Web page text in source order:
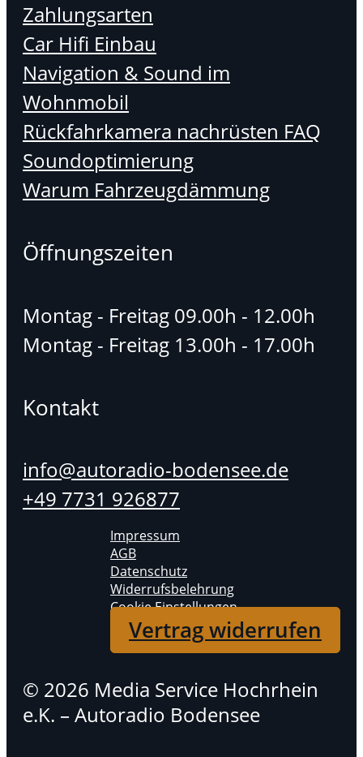
Zahlungsarten
Car Hifi Einbau
Navigation & Sound im
Wohnmobil
Rückfahrkamera nachrüsten FAQ
Soundoptimierung
Warum Fahrzeugdämmung
Öffnungszeiten
Montag - Freitag 09.00h - 12.00h
Montag - Freitag 13.00h - 17.00h
Kontakt
info@autoradio-bodensee.de
+49 7731 926877
Impressum
AGB
Datenschutz
Widerrufsbelehrung
Cookie Einstellungen
Vertrag widerrufen
© 2026 Media Service Hochrhein
e.K. – Autoradio Bodensee